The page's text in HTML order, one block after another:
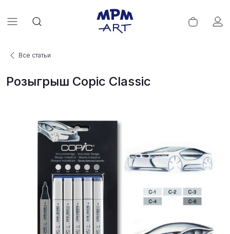
Все статьи
Розыгрыш Copic Classic